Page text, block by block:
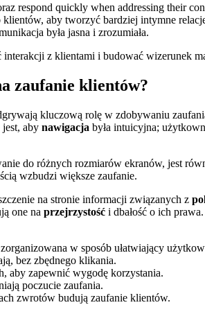
respond quickly when addressing their
aby tworzyć bardziej intymne
była jasna i zrozumiała.
interakcji z klientami i budować wizerunek
zaufanie klientów?
kluczową rolę w zdobywaniu
aby nawigacja była intuicyjna;
do różnych rozmiarów ekranów, jest
wzbudzi większe zaufanie.
na stronie informacji związanych z
one na przejrzystość i dbałość o ich
w sposób ułatwiający
bez zbędnego klikania.
aby zapewnić wygodę korzystania.
poczucie zaufania.
zwrotów budują zaufanie klientów.